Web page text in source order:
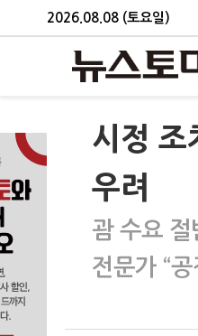
2026.08.08 (토요일)
시정 조
우려
괌 수요
전문가 “